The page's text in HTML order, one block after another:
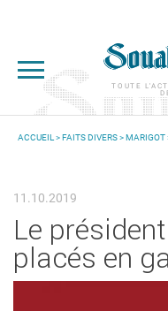
TOUTE
ACCUEIL >FAITS DIVERS>MARIGOT
11.10.2019
Le
placés en